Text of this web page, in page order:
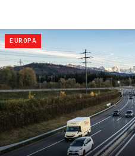
EUROPA